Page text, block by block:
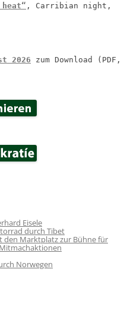
, Carribian night,
2026 zum Download (PDF,
Eisele
durch Tibet
den Marktplatz zur Bühne für
Norwegen